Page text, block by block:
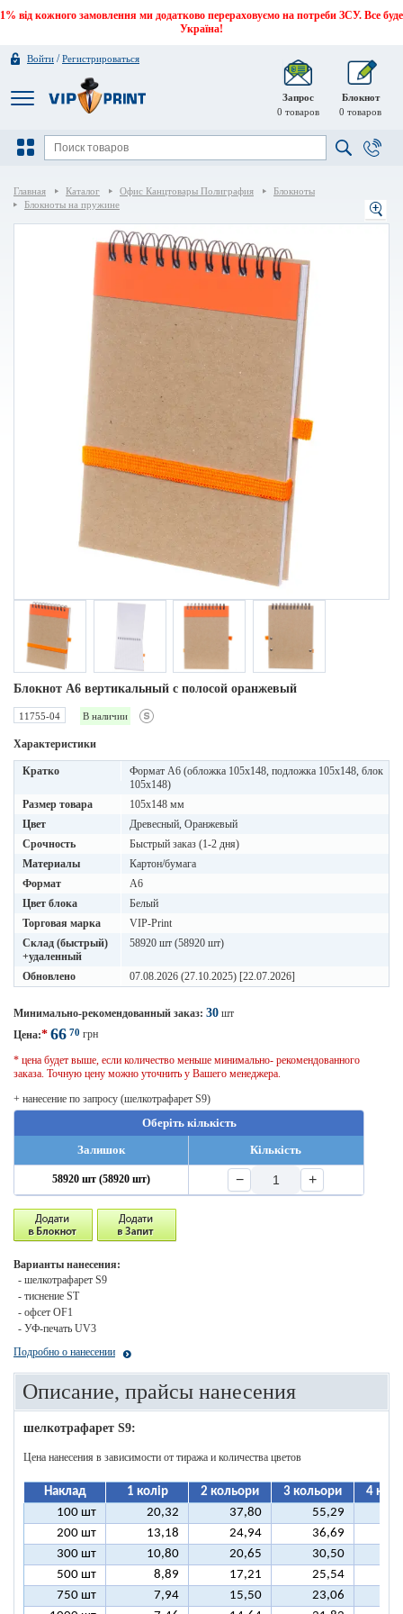
1% від кожного замовлення ми додатково перераховуємо на потреби ЗСУ. Все буде
Україна!
Войти /Регистрироваться
Запрос
0 товаров
Блокнот
0 товаров
Главная Каталог Офис Канцтовары Полиграфия
Блокноты
Блокноты на пружине
Блокнот A6 вертикальный с полосой оранжевый
11755-04 В наличии
Характеристики
Кратко
Формат А6 (обложка 105х148, подложка 105х148, блок
105х148)
Размер товара
105x148 мм
Цвет
Древесный, Оранжевый
Срочность
Быстрый заказ (1-2 дня)
Материалы
Картон/бумага
Формат
A6
Цвет блока
Белый
Торговая марка
VIP-Print
Склад (быстрый)
+удаленный
58920 шт (58920 шт)
Обновлено 07.08.2026 (27.10.2025) [22.07.2026]
Минимально-рекомендованный заказ: 30 шт
Цена:* 66 70 грн
* цена будет выше, если количество меньше минимально- рекомендованного
заказа. Точную цену можно уточнить у Вашего менеджера.
+ нанесение по запросу (шелкотрафарет S9)
Оберіть кількість
Залишок
Кількість
58920 шт (58920 шт) − +
Варианты нанесения:
- шелкотрафарет S9
- тиснение ST
- офсет OF1
- УФ-печать UV3
Подробно о нанесении
Описание, прайсы нанесения
шелкотрафарет S9:
Цена нанесения в зависимости от тиража и количества цветов
Наклад 1 колір 2 кольори 3 кольори
4
100 шт
20,32 37,80 55,29
200 шт
13,18 24,94 36,69
300 шт
10,80 20,65 30,50
500 шт
8,89 17,21 25,54
750 шт
7,94 15,50 23,06